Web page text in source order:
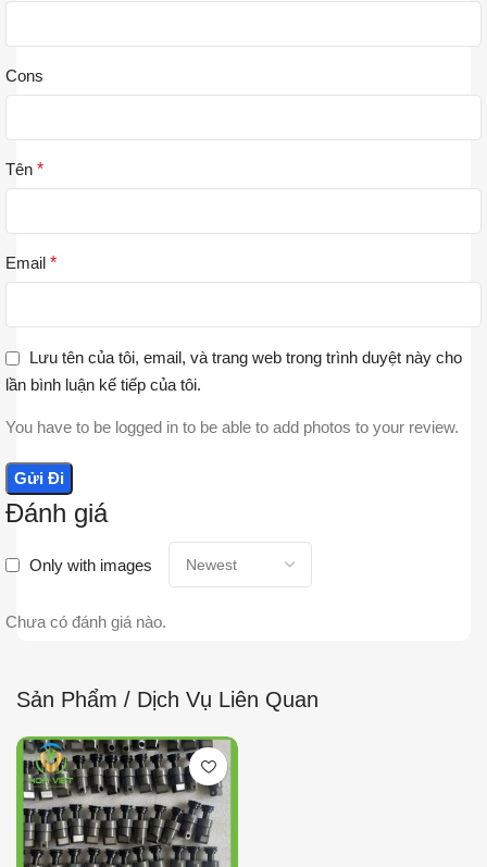
Đánh giá
Only with images
Chưa có đánh giá nào.
Cons
Tên *
Email *
Lưu tên của tôi, email, và trang web trong trình duyệt này cho
lần bình luận kế tiếp của tôi.
You have to be logged in to be able to add photos to your review.
Sản Phẩm / Dịch Vụ Liên Quan